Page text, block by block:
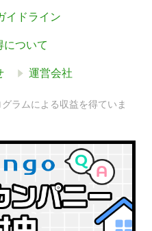
イドライン
について
運営会社
ラムによる収益を得ていま